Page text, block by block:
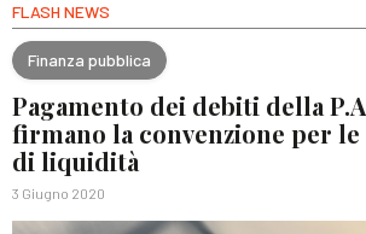
FLASH NEWS
Finanza pubblica
Pagamento dei debiti della
firmano la convenzione per
di liquidità
3 Giugno 2020